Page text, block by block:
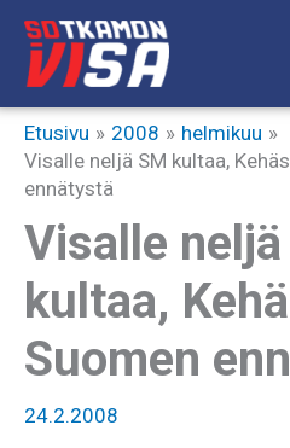
Siirry
sisältöön
Etusivu 2008
helmikuu
Visalle neljä SM kultaa,
ennätystä
Visalle
kultaa,
Suomen
24.2.2008